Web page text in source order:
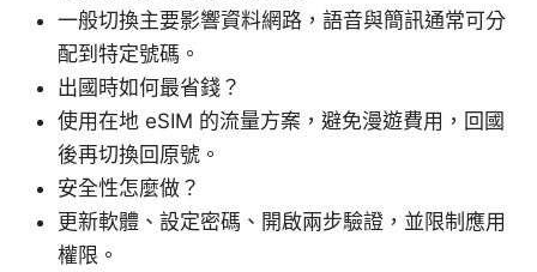
一般切換主要影響資料網路，語音與簡訊通常可分
配到特定號碼。
出國時如何最省錢？
使用在地 eSIM 的流量方案，避免漫遊費用，回國
後再切換回原號。
安全性怎麼做？
更新軟體、設定密碼、開啟兩步驗證，並限制應用
權限。